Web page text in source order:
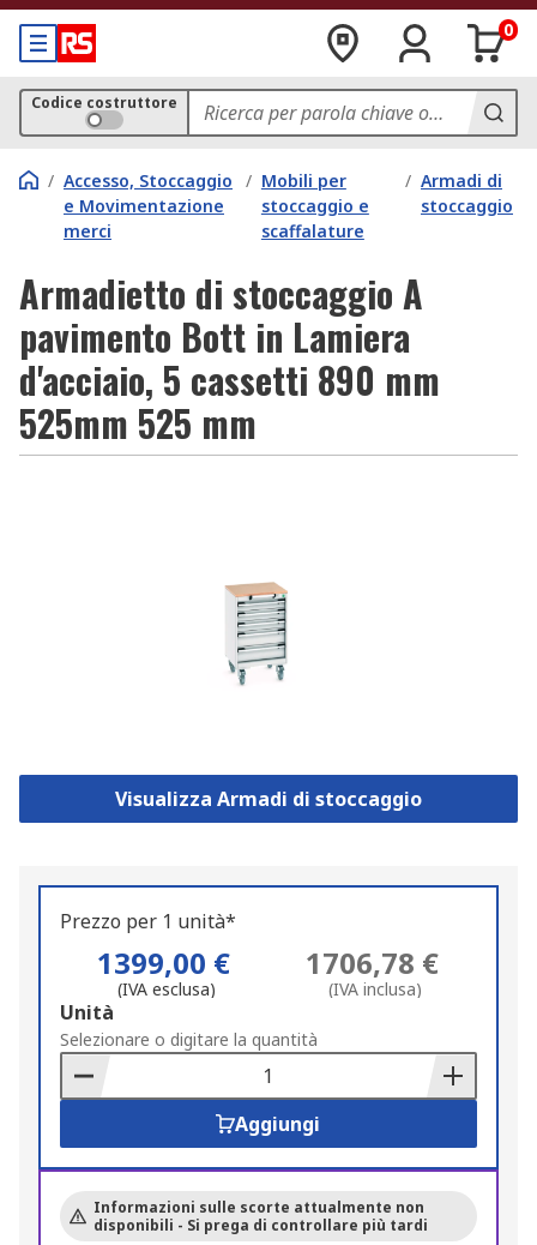
0
Codice costruttore
/ Accesso, Stoccaggio
e Movimentazione
merci
/ Mobili per
stoccaggio e
scaffalature
/ Armadi di
stoccaggio
Armadietto di stoccaggio A
pavimento Bott in Lamiera
d'acciaio, 5 cassetti 890 mm
525mm 525 mm
Visualizza Armadi di stoccaggio
Prezzo per 1 unità*
1399,00 €
(IVA esclusa)
1706,78 €
(IVA inclusa)
Add
to
Basket
Unità
Selezionare o digitare la quantità
Aggiungi
Informazioni sulle scorte attualmente non
disponibili - Si prega di controllare più tardi